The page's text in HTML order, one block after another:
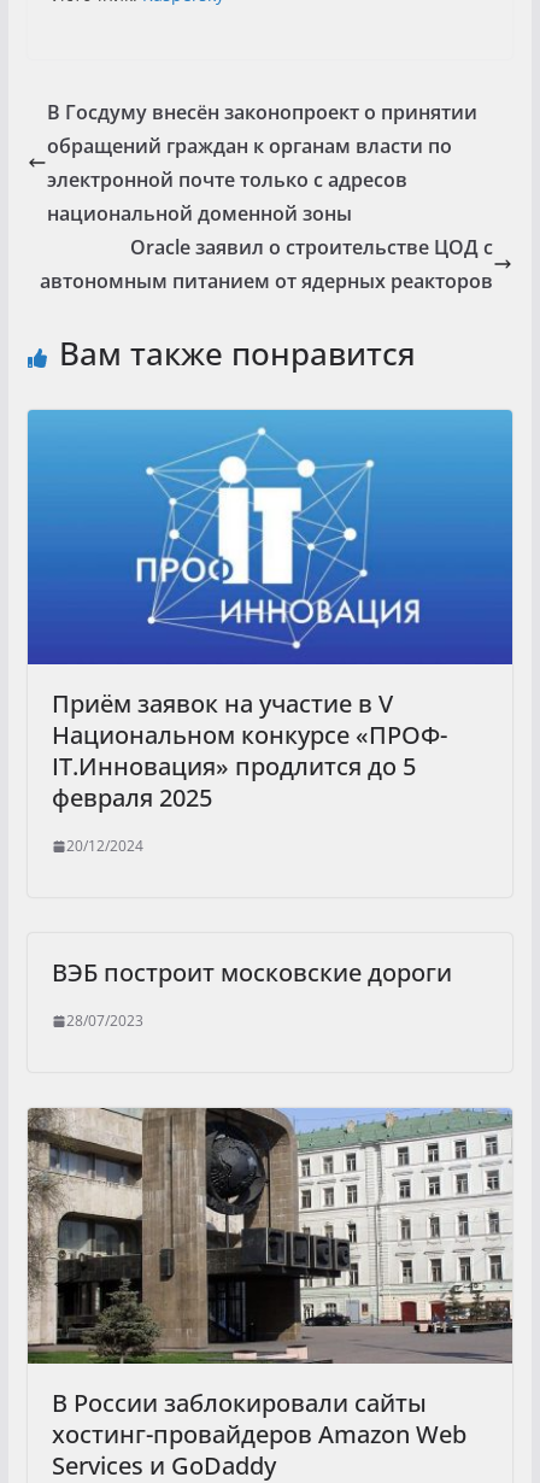
В Госдуму внесён законопроект о принятии
обращений граждан к органам власти по
электронной почте только с адресов
национальной доменной зоны
Oracle заявил о строительстве ЦОД с
автономным питанием от ядерных реакторов
Вам также понравится
Приём заявок на участие в V
Национальном конкурсе «ПРОФ-
IT.Инновация» продлится до 5
февраля 2025
20/12/2024
ВЭБ построит московские дороги
28/07/2023
В России заблокировали cайты
хостинг-провайдеров Amazon Web
Services и GoDaddy